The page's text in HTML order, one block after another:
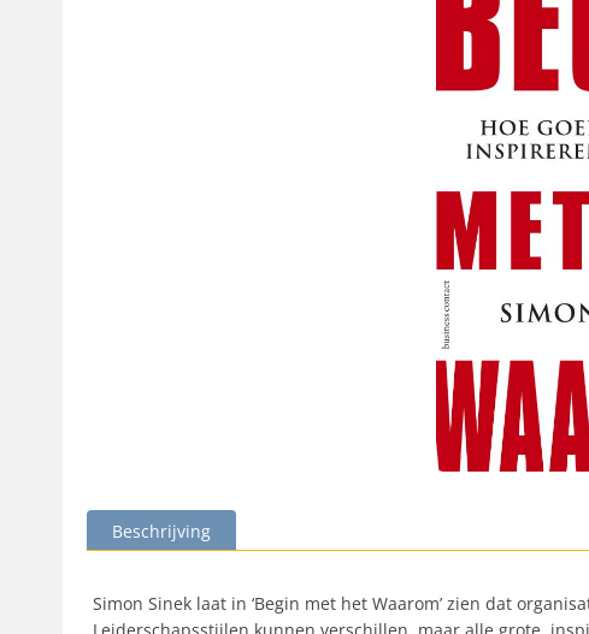
Beschrijving
Simon Sinek laat in ‘Begin met het Waarom’ zien dat